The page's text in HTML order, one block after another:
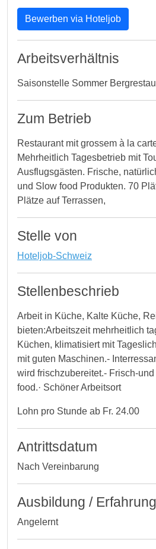
Bewerben via Hoteljob
Arbeitsverhältnis
Saisonstelle Sommer
Zum Betrieb
Restaurant mit grossem à la
Mehrheitlich Tagesbetrieb mit
Ausflugsgästen. Frische,
und Slow food Produkten. 70
Plätze auf Terrassen,
Stelle von
Hoteljob-Schweiz
Stellenbeschrieb
Arbeit in Küche, Kalte Küche,
bieten:Arbeitszeit mehrheitlich
Küchen, klimatisiert mit
mit guten Maschinen.-
wird frischzubereitet.- Frisch-
food.· Schöner Arbeitsort
Lohn pro Stunde ab Fr. 24.00
Antrittsdatum
Nach Vereinbarung
Ausbildung / Erfahrung
Angelernt